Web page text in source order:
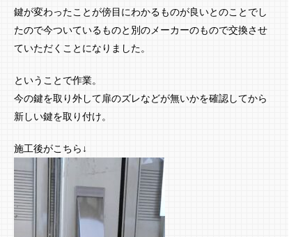
鍵が変わったことが傍目にわかるものが良いとのことでし
たので今ついているものと別のメーカーのもので交換させ
ていただくことになりました。
ということで作業。
今の鍵を取り外して扉のズレなどが無いかを確認してから
新しい鍵を取り付け。
施工後がこちら↓